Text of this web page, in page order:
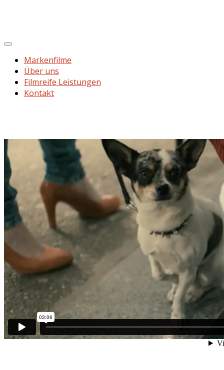
Markenfilme
Über uns
Filmreife Leistungen
Kontakt